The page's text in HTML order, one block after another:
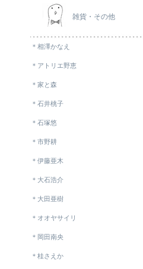
雑貨・その他
＊相澤かなえ
＊アトリエ野恵
＊家と森
＊石井桃子
＊石塚悠
＊市野耕
＊伊藤亜木
＊大石浩介
＊大田亜樹
＊オオヤサイリ
＊岡田南央
＊桂さえか